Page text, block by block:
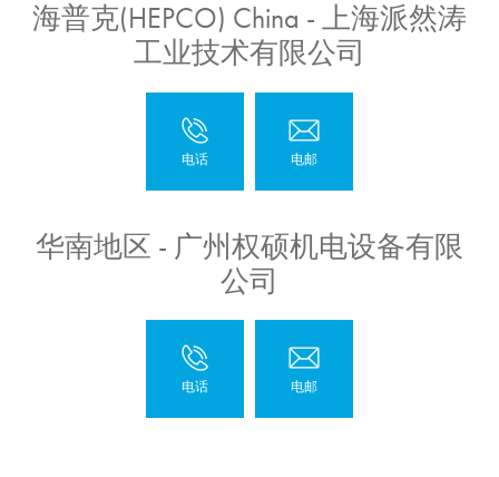
海普克(HEPCO) China - 上海派然涛
工业技术有限公司
华南地区 - 广州权硕机电设备有限
公司